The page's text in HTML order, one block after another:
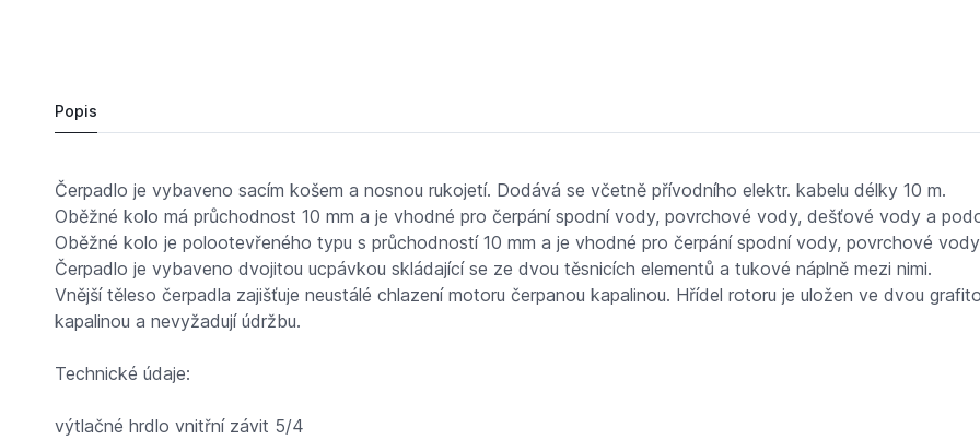
Popis
Čerpadlo je vybaveno sacím košem a nosnou rukojetí. Dodává se včetně přívodního elektr. kabelu délky 10 m.
Oběžné kolo má průchodnost 10 mm a je vhodné pro čerpání spodní vody, povrchové vody, dešťové vody a
Oběžné kolo je polootevřeného typu s průchodností 10 mm a je vhodné pro čerpání spodní vody, povrchové
Čerpadlo je vybaveno dvojitou ucpávkou skládající se ze dvou těsnicích elementů a tukové náplně mezi nimi.
Vnější těleso čerpadla zajišťuje neustálé chlazení motoru čerpanou kapalinou. Hřídel rotoru je uložen ve dvou
kapalinou a nevyžadují údržbu.
Technické údaje:
výtlačné hrdlo vnitřní závit 5/4